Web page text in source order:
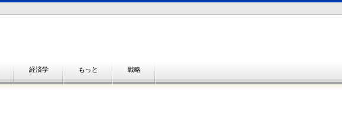
経済学 もっと 戦略